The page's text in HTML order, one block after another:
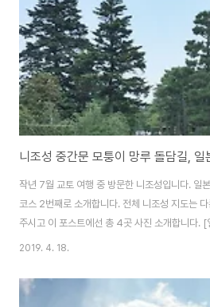
니조성 중간문 모퉁이 망루 돌담길, 일
작년 7월 교토 여행 중 방문한 니조성입니다. 일
코스 2번째로 소개합니다. 전체 니조성 지도는
주시고 이 포스트에선 총 4곳 사진 소개합니다. [
동쪽 성문, 당문, 모모야마문남쪽 중간문서남 모
은 공원을 걷는 느낌입니다. 외곽이라 볼만한 건
어진 조경 구경하기 좋습니다. ◆ 남쪽 중간문
2019. 4. 18.